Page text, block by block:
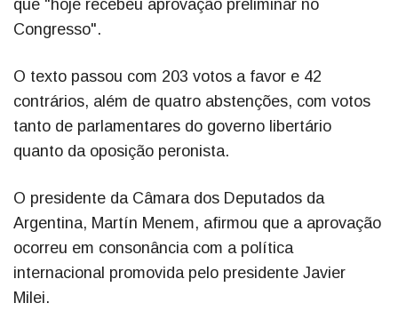
que "hoje recebeu aprovação preliminar no
Congresso".
O texto passou com 203 votos a favor e 42
contrários, além de quatro abstenções, com votos
tanto de parlamentares do governo libertário
quanto da oposição peronista.
O presidente da Câmara dos Deputados da
Argentina, Martín Menem, afirmou que a aprovação
ocorreu em consonância com a política
internacional promovida pelo presidente Javier
Milei.